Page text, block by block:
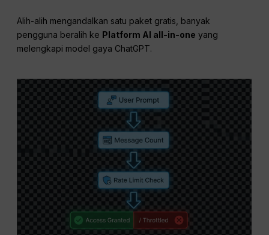
Alih-alih mengandalkan satu paket gratis, banyak
pengguna beralih ke Platform AI all-in-one yang
melengkapi model gaya ChatGPT.